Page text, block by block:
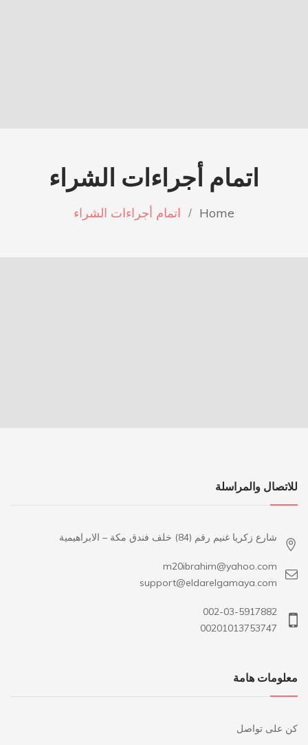
اتمام أجراءات الشراء
Home اتمام أجراءات الشراء
للاتصال والمراسلة
شارع زكريا غنيم رقم (84) خلف فندق مكة – الابراهيمية
m20ibrahim@yahoo.com
support@eldarelgamaya.com
002-03-5917882
00201013753747
معلومات هامة
كن على تواصل